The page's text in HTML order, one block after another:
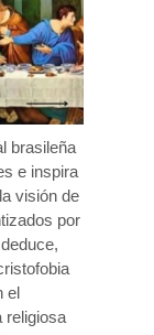
brasileña
e inspira
visión de
por
el
religiosa